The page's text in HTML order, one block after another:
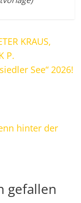
KRAUS,
P.
See“ 2026!
hinter der
gefallen